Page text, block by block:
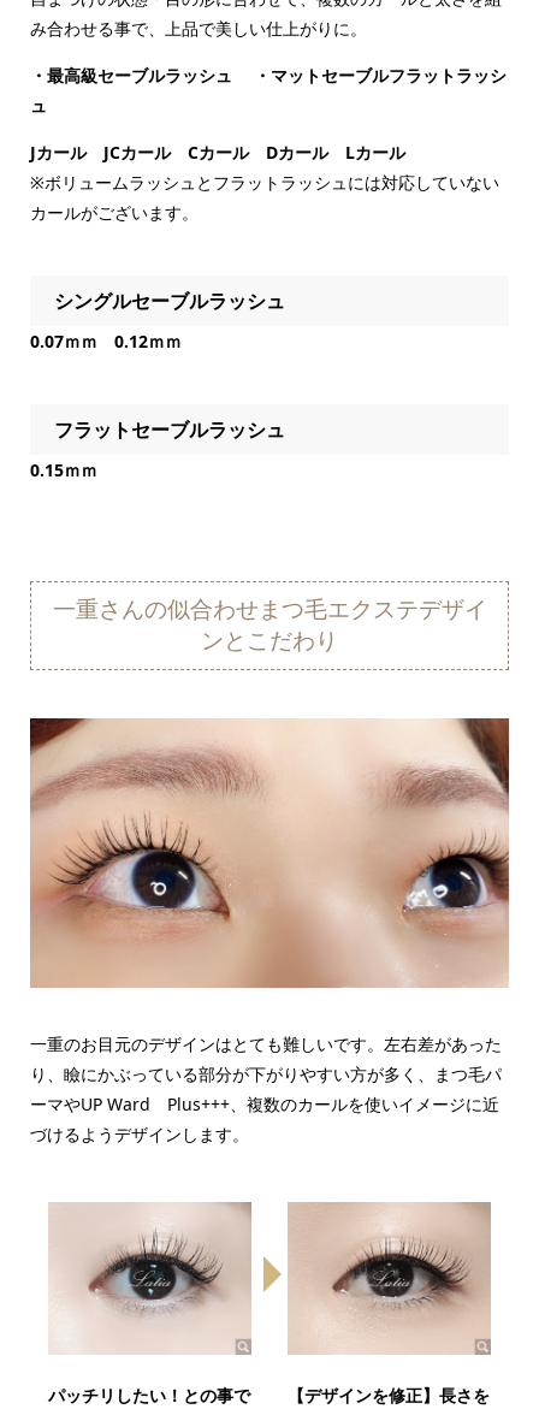
み合わせる事で、上品で美しい仕上がりに。
・最高級セーブルラッシュ
・マットセーブルフラットラッシ
ュ
Jカール JCカール Cカール Dカール Lカール
※ボリュームラッシュとフラットラッシュには対応していない
カールがございます。
シングルセーブルラッシュ
0.07ｍｍ 0.12ｍｍ
フラットセーブルラッシュ
0.15ｍｍ
一重さんの似合わせまつ毛エクステデザイ
ンとこだわり
一重のお目元のデザインはとても難しいです。左右差があった
り、瞼にかぶっている部分が下がりやすい方が多く、まつ毛パ
ーマやUP Ward Plus+++、複数のカールを使いイメージに近
づけるようデザインします。
パッチリしたい！との事で
【デザインを修正】長さを